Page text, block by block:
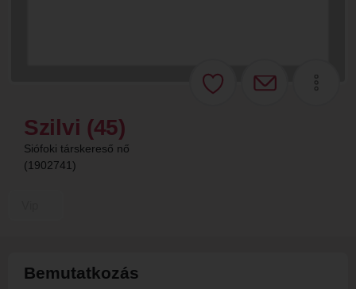
Szilvi (45)
Siófoki társkereső nő
(1902741)
Bemutatkozás